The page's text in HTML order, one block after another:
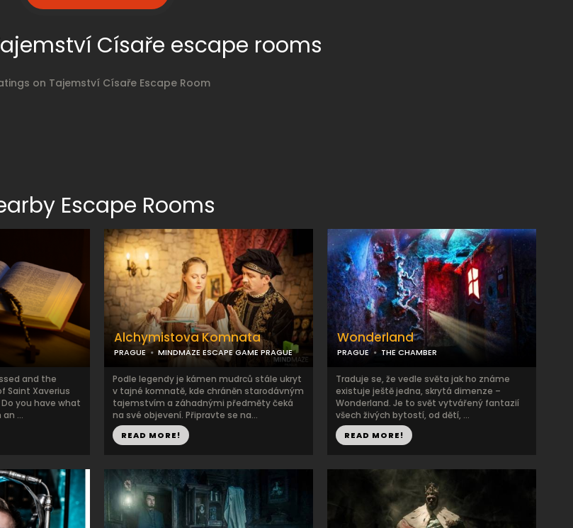
Císaře escape rooms
on Tajemství Císaře Escape Room
Escape Rooms
and the
Saint Xaverius
you have what
...
Alchymistova Komnata
PRAGUE MINDMAZE ESCAPE GAME PRAGUE
Podle legendy je kámen mudrců stále ukryt
v tajné komnatě, kde chráněn starodávným
tajemstvím a záhadnými předměty čeká
na své objevení. Připravte se na...
READ MORE!
Wonderland
PRAGUE THE CHAMBER
Traduje se, že vedle světa jak ho známe
existuje ještě jedna, skrytá dimenze –
Wonderland. Je to svět vytvářený fantazií
všech živých bytostí, od dětí, ...
READ MORE!